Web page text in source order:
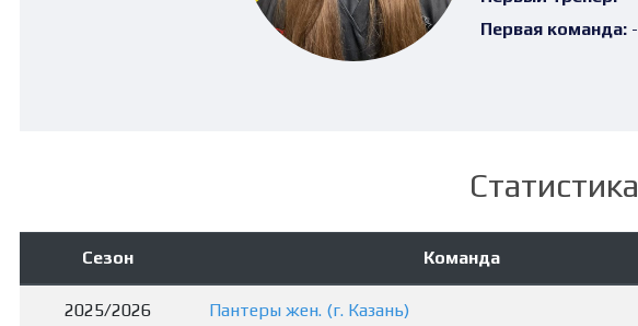
Первая команда:-
Статистика
Сезон Команда
2025/2026 Пантеры жен. (г. Казань)